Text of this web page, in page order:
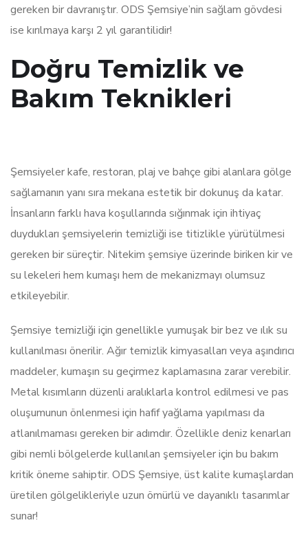
gereken bir davranıştır. ODS Şemsiye’nin sağlam gövdesi
ise kırılmaya karşı 2 yıl garantilidir!
Doğru Temizlik ve
Bakım Teknikleri
Şemsiyeler kafe, restoran, plaj ve bahçe gibi alanlara gölge
sağlamanın yanı sıra mekana estetik bir dokunuş da katar.
İnsanların farklı hava koşullarında sığınmak için ihtiyaç
duydukları şemsiyelerin temizliği ise titizlikle yürütülmesi
gereken bir süreçtir. Nitekim şemsiye üzerinde biriken kir ve
su lekeleri hem kumaşı hem de mekanizmayı olumsuz
etkileyebilir.
Şemsiye temizliği için genellikle yumuşak bir bez ve ılık su
kullanılması önerilir. Ağır temizlik kimyasalları veya aşındırıcı
maddeler, kumaşın su geçirmez kaplamasına zarar verebilir.
Metal kısımların düzenli aralıklarla kontrol edilmesi ve pas
oluşumunun önlenmesi için hafif yağlama yapılması da
atlanılmaması gereken bir adımdır. Özellikle deniz kenarları
gibi nemli bölgelerde kullanılan şemsiyeler için bu bakım
kritik öneme sahiptir. ODS Şemsiye, üst kalite kumaşlardan
üretilen gölgelikleriyle uzun ömürlü ve dayanıklı tasarımlar
sunar!